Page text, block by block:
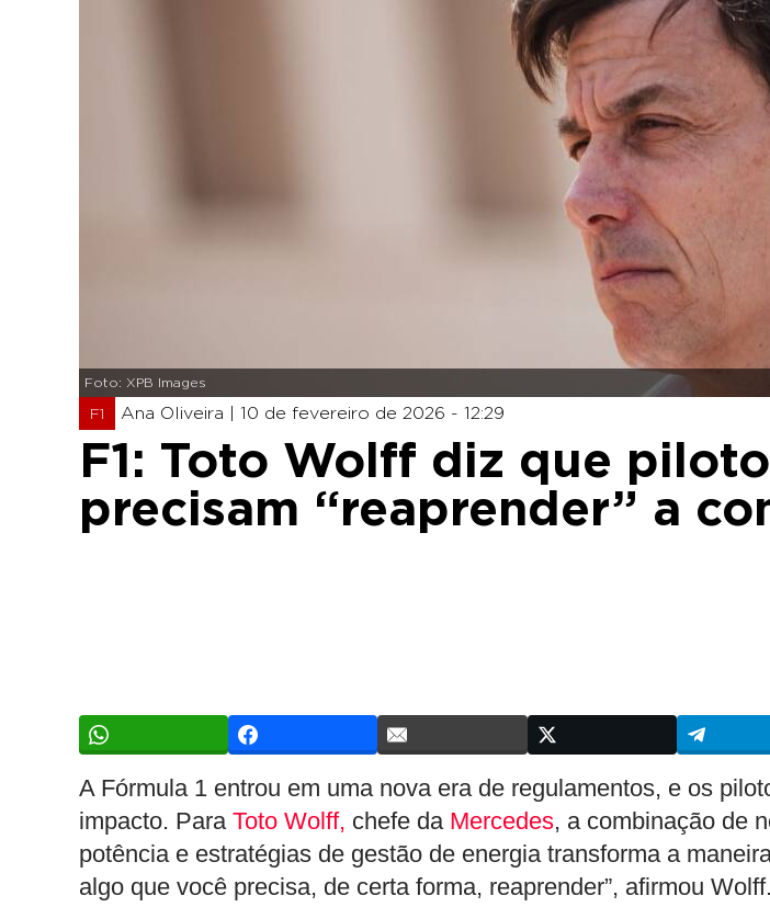
Foto: XPB Images
F1 Ana Oliveira | 10 de fevereiro de 2026 - 12:29
F1: Toto Wolff diz que
precisam “reaprender” a
A Fórmula 1 entrou em uma nova era de regulamentos, e os
impacto. Para Toto Wolff, chefe da Mercedes, a combinação de
potência e estratégias de gestão de energia transforma a
algo que você precisa, de certa forma, reaprender”, afirmou Wolff.